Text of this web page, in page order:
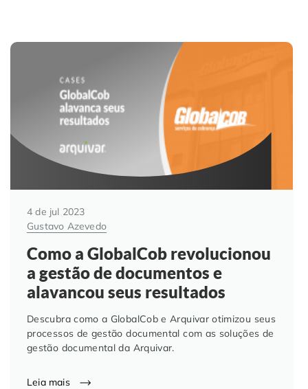
4 de jul 2023
Gustavo Azevedo
Como a GlobalCob revolucionou
a gestão de documentos e
alavancou seus resultados
Descubra como a GlobalCob e Arquivar otimizou seus
processos de gestão documental com as soluções de
gestão documental da Arquivar.
Leia mais